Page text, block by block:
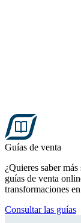
Guías de venta
¿Quieres saber
guías de venta
transformaciones
Consultar las guías